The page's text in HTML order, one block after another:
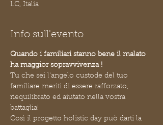
LC, Italia
Info sull'evento
Quando i familiari stanno bene il malato
ha maggior sopravvivenza !
Tu che sei l'angelo custode del tuo
familiare meriti di essere rafforzato,
riequilibrato ed aiutato nella vostra
battaglia!
Così il progetto holistic day può darti la